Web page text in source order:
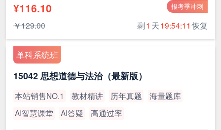
报考季冲刺
¥116.10
￥129.00 剩1 天19:54:10 恢复
单科系统班
15042 思想道德与法治（最新版）
本站销售NO.1 教材精讲 历年真题
海量题库
AI智慧课堂
AI答疑 高通过率